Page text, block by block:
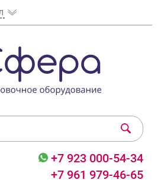
+7 923 000-54-34
+7 961 979-46-65